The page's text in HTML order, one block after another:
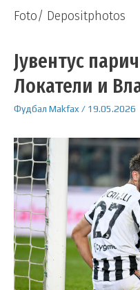
Foto/ Depositphotos
Јувентус
Локатели и
Фудбал Makfax / 19.05.2026